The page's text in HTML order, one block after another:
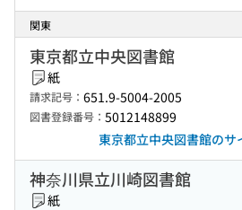
関東
東京都立中央図書館
紙
請求記号： 651.9-5004-2005
図書登録番号： 5012148899
東京都立中央図書館の
神奈川県立川崎図書館
紙